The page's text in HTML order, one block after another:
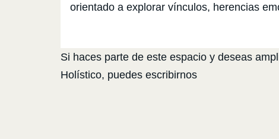
orientado a explorar vínculos, herencias
Si haces parte de este espacio y deseas
Holístico, puedes escribirnos